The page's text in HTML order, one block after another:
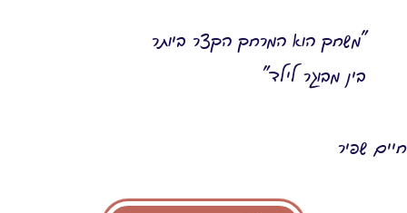
״משחק הוא המרחק הקצר ביותר
בין מבוגר לילד״
חיים שפיר